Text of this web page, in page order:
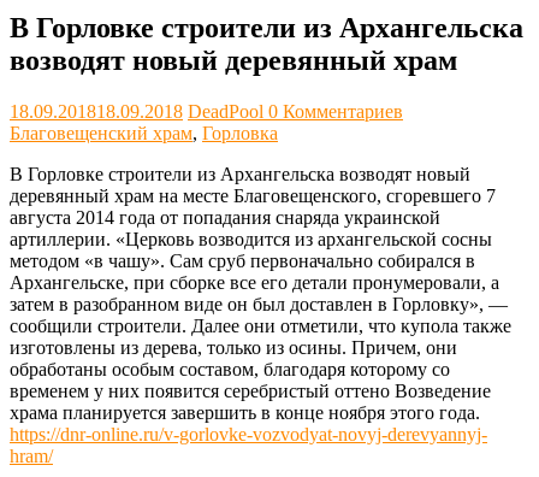
В Горловке строители из Архангельска
возводят новый деревянный храм
18.09.201818.09.2018 DeadPool 0 Комментариев
Благовещенский храм, Горловка
В Горловке строители из Архангельска возводят новый
деревянный храм на месте Благовещенского, сгоревшего 7
августа 2014 года от попадания снаряда украинской
артиллерии. «Церковь возводится из архангельской сосны
методом «в чашу». Сам сруб первоначально собирался в
Архангельске, при сборке все его детали пронумеровали, а
затем в разобранном виде он был доставлен в Горловку», —
сообщили строители. Далее они отметили, что купола также
изготовлены из дерева, только из осины. Причем, они
обработаны особым составом, благодаря которому со
временем у них появится серебристый оттено Возведение
храма планируется завершить в конце ноября этого года.
https://dnr-online.ru/v-gorlovke-vozvodyat-novyj-derevyannyj-
hram/